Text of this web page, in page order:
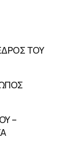
ΤΟΥ
–